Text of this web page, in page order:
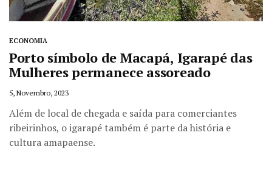
ECONOMIA
Porto símbolo de Macapá, Igarapé das
Mulheres permanece assoreado
5, Novembro, 2023
Além de local de chegada e saída para comerciantes
ribeirinhos, o igarapé também é parte da história e
cultura amapaense.